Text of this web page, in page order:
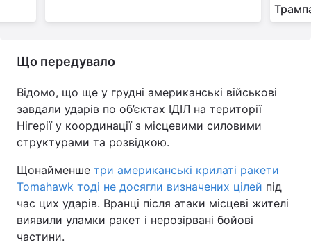
Що передувало
Відомо, що ще у грудні американські військові
завдали ударів по об’єктах ІДІЛ на території
Нігерії у координації з місцевими силовими
структурами та розвідкою.
Щонайменше три американські крилаті ракети
Tomahawk тоді не досягли визначених цілей під
час цих ударів. Вранці після атаки місцеві жителі
виявили уламки ракет і нерозірвані бойові
частини.